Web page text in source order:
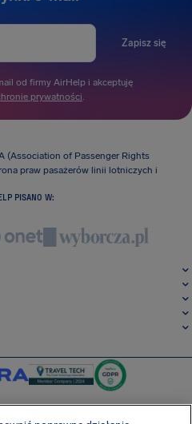
Zapisz się
od firmy AirHelp i akceptuję
prywatności.
(Association of Passenger Rights
praw pasażerów linii lotniczych i
PISANO W: